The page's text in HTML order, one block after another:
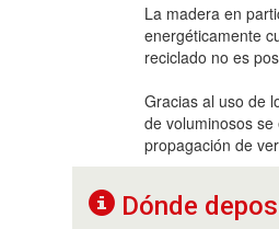
La madera en
energéticamente
reciclado no es
Gracias al uso de
de voluminosos
propagación de
Dónde